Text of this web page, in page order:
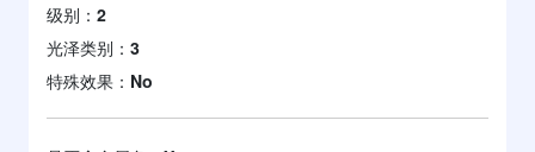
级别： 2
光泽类别： 3
特殊效果： No